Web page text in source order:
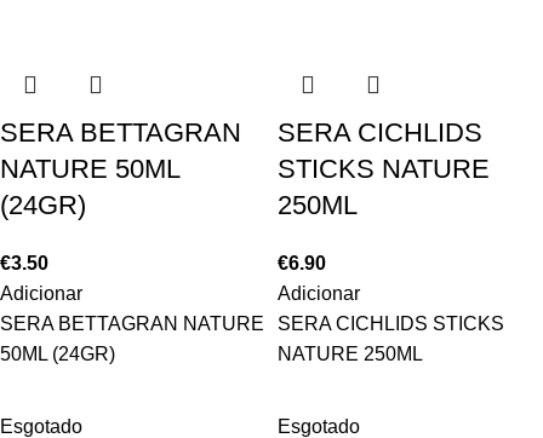
SERA BETTAGRAN
NATURE 50ML
(24GR)
€3.50
Adicionar
SERA BETTAGRAN NATURE
50ML (24GR)
SERA CICHLIDS
STICKS NATURE
250ML
€6.90
Adicionar
SERA CICHLIDS STICKS
NATURE 250ML
Esgotado Esgotado